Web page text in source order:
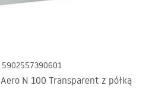
5902557390601
N 100 Transparent z półką